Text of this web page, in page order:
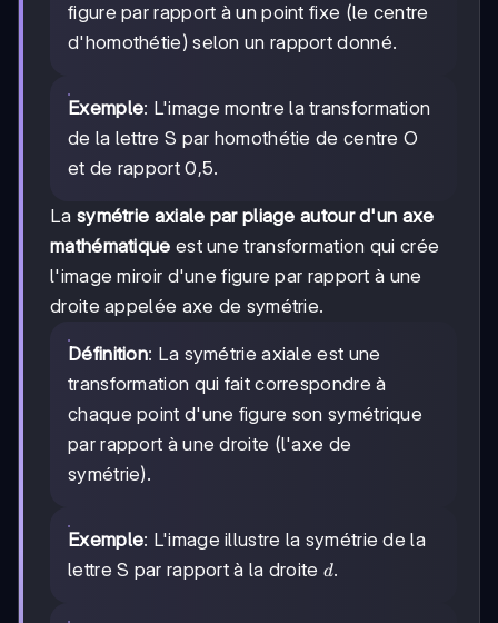
figure par rapport à un point fixe (le centre
d'homothétie) selon un rapport donné.
Exemple: L'image montre la transformation
de la lettre S par homothétie de centre O
et de rapport 0,5.
La symétrie axiale par pliage autour d'un axe
mathématique est une transformation qui crée
l'image miroir d'une figure par rapport à une
droite appelée axe de symétrie.
Définition: La symétrie axiale est une
transformation qui fait correspondre à
chaque point d'une figure son symétrique
par rapport à une droite (l'axe de
symétrie).
Exemple: L'image illustre la symétrie de la
lettre S par rapport à la droite d
d.